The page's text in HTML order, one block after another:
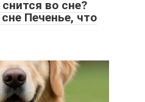
во сне?
Печенье, что